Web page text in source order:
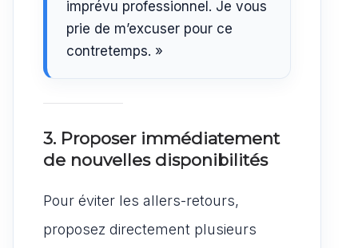
imprévu professionnel. Je vous
prie de m’excuser pour ce
contretemps. »
3. Proposer immédiatement
de nouvelles disponibilités
Pour éviter les allers-retours,
proposez directement plusieurs